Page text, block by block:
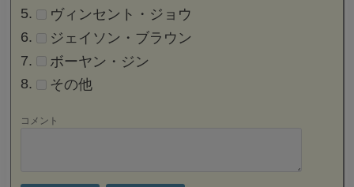
ヴィンセント・ジョウ
ジェイソン・ブラウン
ボーヤン・ジン
その他
コメント